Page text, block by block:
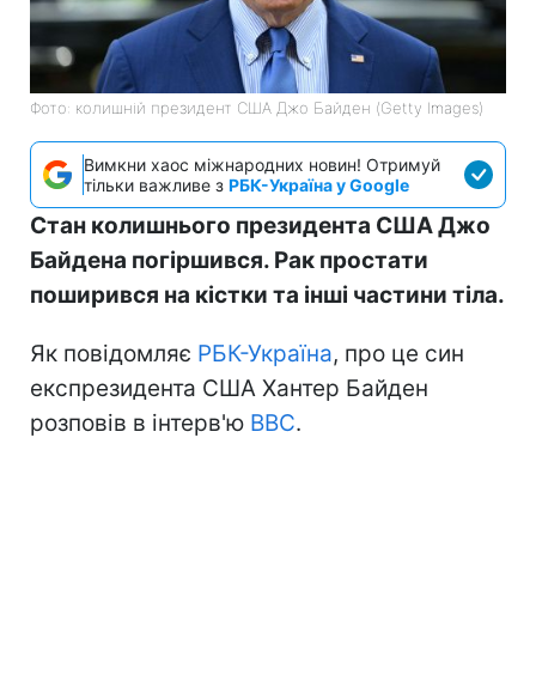
Фото: колишній президент США Джо Байден (Getty Images)
Вимкни хаос міжнародних новин! Отримуй
тільки важливе з РБК-Україна у Google
Стан колишнього президента США Джо
Байдена погіршився. Рак простати
поширився на кістки та інші частини тіла.
Як повідомляє РБК-Україна, про це син
експрезидента США Хантер Байден
розповів в інтерв'ю BBC.